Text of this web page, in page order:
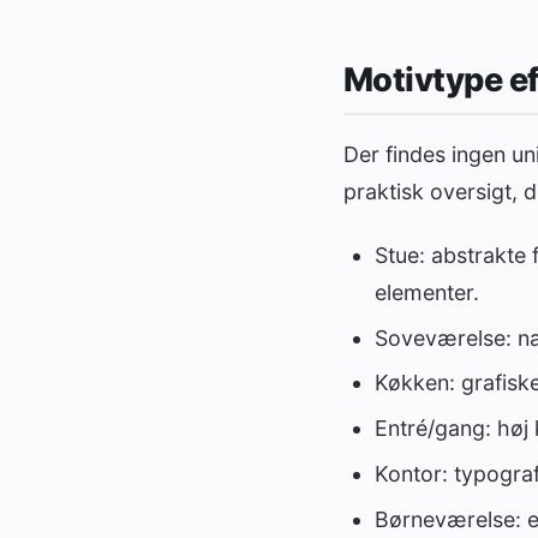
Motivtype
Der findes ingen
praktisk oversigt,
Stue: abstrakte
elementer.
Soveværelse:
Køkken:
Entré/gang:
Kontor:
Børneværelse: